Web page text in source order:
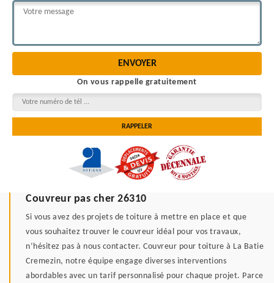
On vous rappelle gratuitement
Couvreur pas cher 26310
Si vous avez des projets de toiture à mettre en place et que
vous souhaitez trouver le couvreur idéal pour vos travaux,
n’hésitez pas à nous contacter. Couvreur pour toiture à La Batie
Cremezin, notre équipe engage diverses interventions
abordables avec un tarif personnalisé pour chaque projet. Parce